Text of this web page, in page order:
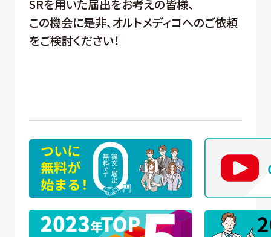
SRを用いた届出をお考えの皆様、
この機会に是非、オルトメディコへのご依頼
をご検討ください！